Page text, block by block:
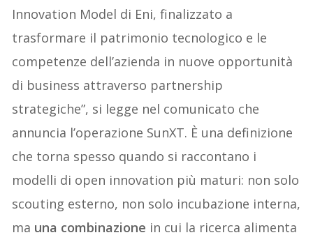
Innovation Model di Eni, finalizzato a
trasformare il patrimonio tecnologico e le
competenze dell’azienda in nuove opportunità
di business attraverso partnership
strategiche”, si legge nel comunicato che
annuncia l’operazione SunXT. È una definizione
che torna spesso quando si raccontano i
modelli di open innovation più maturi: non solo
scouting esterno, non solo incubazione interna,
ma una combinazione in cui la ricerca alimenta